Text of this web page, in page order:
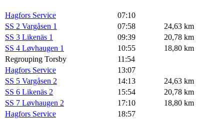
Hagfors Service
07:10
SS 2 Vargåsen 1
07:58
24,63 km
SS 3 Likenäs 1
09:39
20,78 km
SS 4 Løvhaugen 1
10:55
18,80 km
Regrouping Torsby
11:54
Hagfors Service
13:07
SS 5 Vargåsen 2
14:13
24,63 km
SS 6 Likenäs 2
15:54
20,78 km
SS 7 Løvhaugen 2
17:10
18,80 km
Hagfors Service
18:57